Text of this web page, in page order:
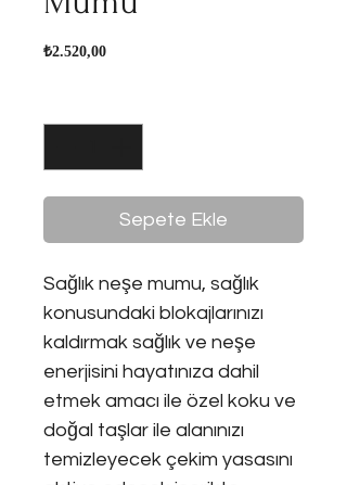
₺2.520,00Fiyat
Sepete Ekle
Sağlık neşe mumu, sağlık
konusundaki blokajlarınızı
kaldırmak sağlık ve neşe
enerjisini hayatınıza dahil
etmek amacı ile özel koku ve
doğal taşlar ile alanınızı
temizleyecek çekim yasasını